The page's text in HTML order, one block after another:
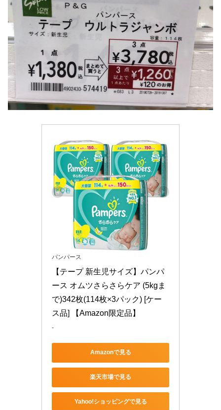
パンパース
【テープ 新生児サイズ】パンパ
ース オムツさらさらケア (5kgま
で)342枚(114枚×3パック) [ケー
ス品] 【Amazon限定品】
-
Amazonで見る
楽天市場で見る
Yahoo!ショッピングで見る